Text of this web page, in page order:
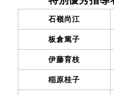
石嶺尚江
板倉篤子
伊藤育枝
稲原桂子